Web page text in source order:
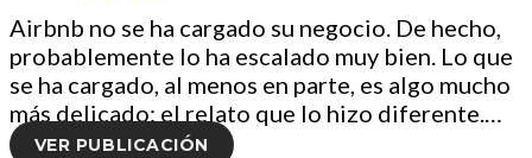
Airbnb no se ha cargado su negocio. De hecho,
probablemente lo ha escalado muy bien. Lo que
se ha cargado, al menos en parte, es algo mucho
más delicado: el relato que lo hizo diferente.…
VER PUBLICACIÓN